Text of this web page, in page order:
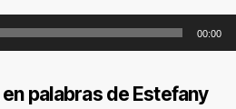
00:00
palabras de Estefany